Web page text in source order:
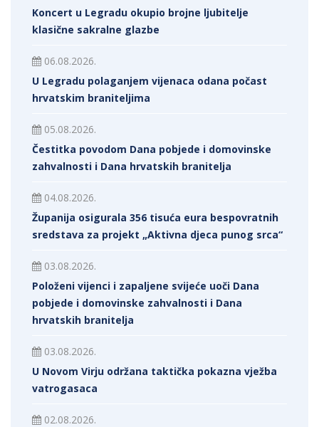
Koncert u Legradu okupio brojne ljubitelje
klasične sakralne glazbe
06.08.2026.
U Legradu polaganjem vijenaca odana počast
hrvatskim braniteljima
05.08.2026.
Čestitka povodom Dana pobjede i domovinske
zahvalnosti i Dana hrvatskih branitelja
04.08.2026.
Županija osigurala 356 tisuća eura bespovratnih
sredstava za projekt „Aktivna djeca punog srca“
03.08.2026.
Položeni vijenci i zapaljene svijeće uoči Dana
pobjede i domovinske zahvalnosti i Dana
hrvatskih branitelja
03.08.2026.
U Novom Virju održana taktička pokazna vježba
vatrogasaca
02.08.2026.